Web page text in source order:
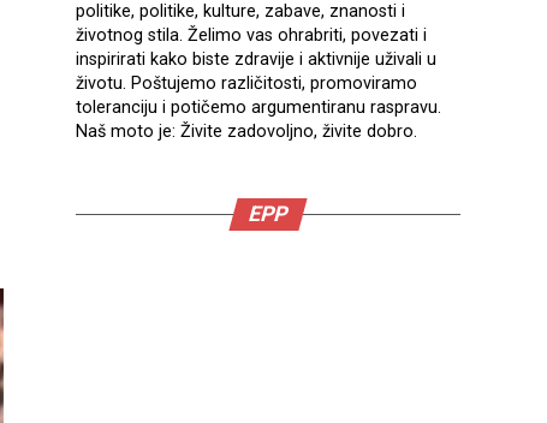
politike, politike, kulture, zabave, znanosti i
životnog stila. Želimo vas ohrabriti, povezati i
inspirirati kako biste zdravije i aktivnije uživali u
životu. Poštujemo različitosti, promoviramo
toleranciju i potičemo argumentiranu raspravu.
Naš moto je: Živite zadovoljno, živite dobro.
EPP